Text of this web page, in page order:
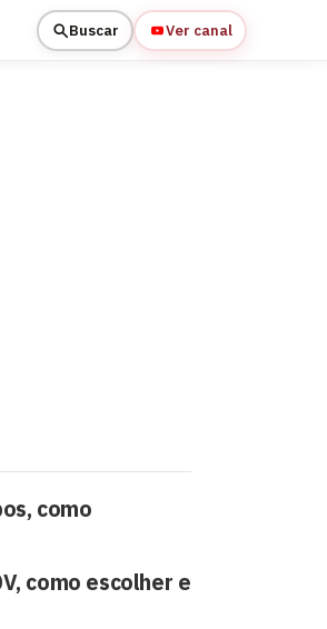
Buscar Ver canal
como
como escolher e